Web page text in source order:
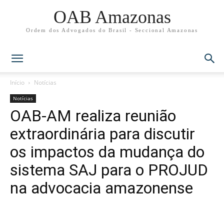
OAB Amazonas
Ordem dos Advogados do Brasil - Seccional Amazonas
Início Notícias
Notícias
OAB-AM realiza reunião
extraordinária para discutir
os impactos da mudança do
sistema SAJ para o PROJUD
na advocacia amazonense